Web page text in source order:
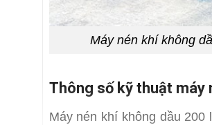
Máy nén khí không
Thông số kỹ thuật máy
Máy nén khí không dầu